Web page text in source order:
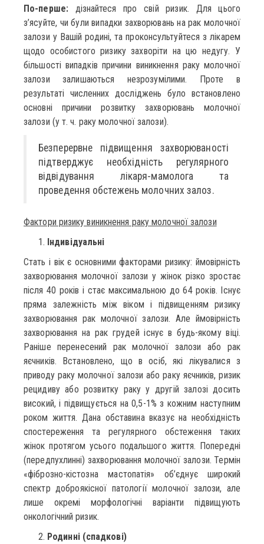
По-перше:дізнайтеся про свій ризик. Для цього
з’ясуйте, чи були випадки захворювань на рак молочної
залози у Вашій родині, та проконсультуйтеся з лікарем
щодо особистого ризику захворіти на цю недугу. У
більшості випадків причини виникнення раку молочної
залози залишаються незрозумілими. Проте в
результаті численних досліджень було встановлено
основні причини розвитку захворювань молочної
залози (у т. ч. раку молочної залози).
Безперервне підвищення захворюваності
підтверджує необхідність регулярного
відвідування лікаря-мамолога та
проведення обстежень молочних залоз.
Фактори ризику виникнення раку молочної залози
Індивідуальні
Стать і вік є основними факторами ризику: ймовірність
захворювання молочної залози у жінок різко зростає
після 40 років і стає максимальною до 64 років. Існує
пряма залежність між віком і підвищенням ризику
захворювання рак молочної залози. Але ймовірність
захворювання на рак грудей існує в будь-якому віці.
Раніше перенесений рак молочної залози або рак
яєчників. Встановлено, що в осіб, які лікувалися з
приводу раку молочної залози або раку яєчників, ризик
рецидиву або розвитку раку у другій залозі досить
високий, і підвищується на 0,5-1% з кожним наступним
роком життя. Дана обставина вказує на необхідність
спостереження та регулярного обстеження таких
жінок протягом усього подальшого життя. Попередні
(передпухлинні) захворювання молочної залози. Термін
«фіброзно-кістозна мастопатія» об’єднує широкий
спектр доброякісної патології молочної залози, але
лише окремі морфологічні варіанти підвищують
онкологічний ризик.
Родинні (спадкові)